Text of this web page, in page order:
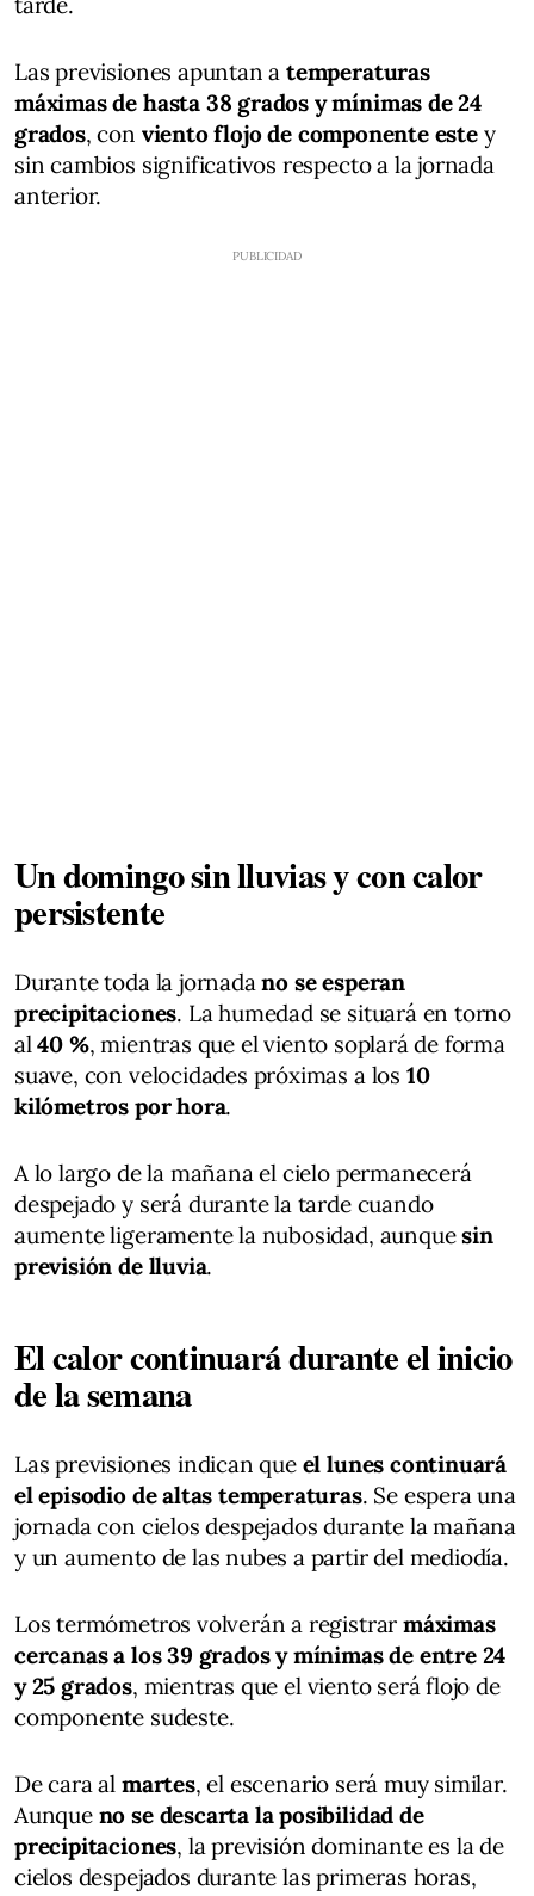
Las previsiones apuntan atemperaturas
máximas de hasta 38 grados y mínimas de 24
grados, con viento flojo de componente estey
sin cambios significativos respecto a la jornada
anterior.
Un domingo sin lluvias y con calor
persistente
Durante toda la jornadano se esperan
precipitaciones. La humedad se situará en torno
al40 %, mientras que el viento soplará de forma
suave, con velocidades próximas a los 10
kilómetros por hora.
A lo largo de la mañana el cielo permanecerá
despejado y será durante la tarde cuando
aumente ligeramente la nubosidad, aunquesin
previsión de lluvia.
El calor continuará durante el inicio
de la semana
Las previsiones indican que el lunes continuará
el episodio de altas temperaturas. Se espera una
jornada con cielos despejados durante la mañana
y un aumento de las nubes a partir del mediodía.
Los termómetros volverán a registrar máximas
cercanas a los 39 grados y mínimas de entre 24
y 25 grados, mientras que el viento será flojo de
componente sudeste.
De cara al martes, el escenario será muy similar.
Aunque no se descarta la posibilidad de
precipitaciones, la previsión dominante es la de
cielos despejados durante las primeras horas,